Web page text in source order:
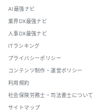
AI最強ナビ
業界DX最強ナビ
人事DX最強ナビ
ITランキング
プライバシーポリシー
コンテンツ制作・運営ポリシー
利用規約
社会保険労務士・司法書士について
サイトマップ